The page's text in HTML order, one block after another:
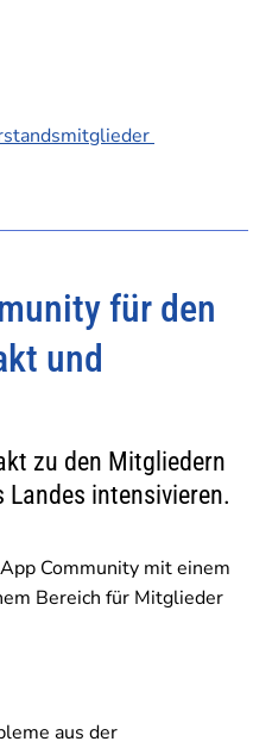
für den
und
zu den Mitgliedern
Landes intensivieren.
Community mit einem
Bereich für Mitglieder
aus der